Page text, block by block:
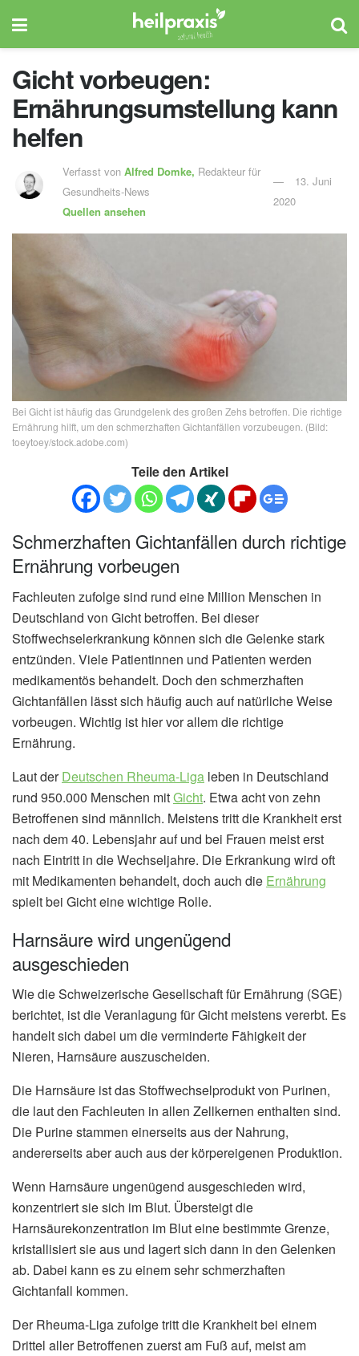
Gicht vorbeugen:
Ernährungsumstellung kann
helfen
Verfasst von Alfred Domke, Redakteur für
Gesundheits-News
Quellen ansehen
13. Juni
2020
Bei Gicht ist häufig das Grundgelenk des großen Zehs betroffen. Die richtige
Ernährung hilft, um den schmerzhaften Gichtanfällen vorzubeugen. (Bild:
toeytoey/stock.adobe.com)
Teile den Artikel
Schmerzhaften Gichtanfällen durch richtige
Ernährung vorbeugen
Fachleuten zufolge sind rund eine Million Menschen in
Deutschland von Gicht betroffen. Bei dieser
Stoffwechselerkrankung können sich die Gelenke stark
entzünden. Viele Patientinnen und Patienten werden
medikamentös behandelt. Doch den schmerzhaften
Gichtanfällen lässt sich häufig auch auf natürliche Weise
vorbeugen. Wichtig ist hier vor allem die richtige
Ernährung.
Laut derDeutschen Rheuma-Liga leben in Deutschland
rund 950.000 Menschen mitGicht. Etwa acht von zehn
Betroffenen sind männlich. Meistens tritt die Krankheit erst
nach dem 40. Lebensjahr auf und bei Frauen meist erst
nach Eintritt in die Wechseljahre. Die Erkrankung wird oft
mit Medikamenten behandelt, doch auch die Ernährung
spielt bei Gicht eine wichtige Rolle.
Harnsäure wird ungenügend
ausgeschieden
Wie die Schweizerische Gesellschaft für Ernährung (SGE)
berichtet, ist die Veranlagung für Gicht meistens vererbt. Es
handelt sich dabei um die verminderte Fähigkeit der
Nieren, Harnsäure auszuscheiden.
Die Harnsäure ist das Stoffwechselprodukt von Purinen,
die laut den Fachleuten in allen Zellkernen enthalten sind.
Die Purine stammen einerseits aus der Nahrung,
andererseits aber auch aus der körpereigenen Produktion.
Wenn Harnsäure ungenügend ausgeschieden wird,
konzentriert sie sich im Blut. Übersteigt die
Harnsäurekonzentration im Blut eine bestimmte Grenze,
kristallisiert sie aus und lagert sich dann in den Gelenken
ab. Dabei kann es zu einem sehr schmerzhaften
Gichtanfall kommen.
Der Rheuma-Liga zufolge tritt die Krankheit bei einem
Drittel aller Betroffenen zuerst am Fuß auf, meist am